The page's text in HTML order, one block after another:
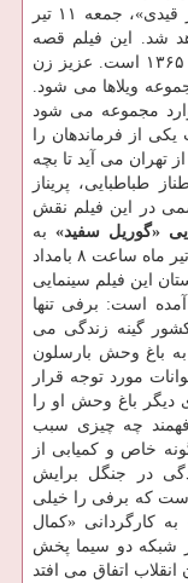
به کارگردانی «منیر قیدی»، جمعه ۱۱ تیر
شد. این فیلم قصه
خانواده های فرماندهان سپاه و ارتش در سال ۱۳۶۵ است. عزیز زن
ویلاها می شود.
مجموعه می شود
از فرماندهان را
تهران می آید تا بچه
طباطبایی، پریناز
در این فیلم نقش
«گوریل سفید» به
کارگردانی «آندراس جی ساچر»، پنج شنبه ۱۰ تیر ماه ساعت ۸ بامداد
این فیلم سینمایی
آمده است: برفی تنها
گینه زندگی می
باغ وحش بارسلون
مورد توجه قرار
دیگر باغ وحش او را
چه چیزی سبب
خاص و کمیابی از
در جنگل برایش
که برفی را خیلی
به کارگردانی «کمال
صبح از شبکه دو سیما پخش
مینا» در دهه ۶۰ و دوران انقلاب اتفاق می افتد